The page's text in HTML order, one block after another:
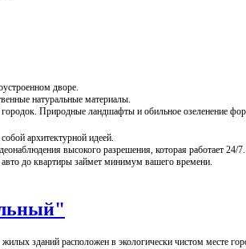
дворе.
натуральные материалы.
Природные ландшафты и обильное озеленение
архитектурной идеей.
высокого разрешения, которая работает 24/7.
до квартиры займет минимум вашего времени.
зданий расположен в экологически чистом месте